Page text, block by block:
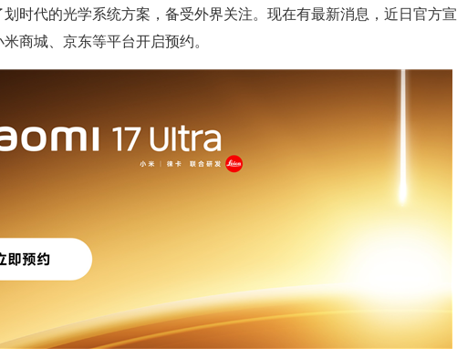
时代的光学系统方案，备受外界关注。现在有最新消息，近日官方宣
商城、京东等平台开启预约。
电普